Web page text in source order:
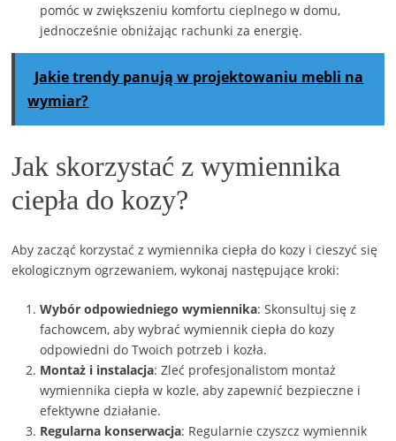
pomóc w zwiększeniu komfortu cieplnego w domu,
jednocześnie obniżając rachunki za energię.
Jakie trendy panują w projektowaniu mebli na
wymiar?
Jak skorzystać z wymiennika
ciepła do kozy?
Aby zacząć korzystać z wymiennika ciepła do kozy i cieszyć się
ekologicznym ogrzewaniem, wykonaj następujące kroki:
Wybór odpowiedniego wymiennika: Skonsultuj się z
fachowcem, aby wybrać wymiennik ciepła do kozy
odpowiedni do Twoich potrzeb i kozła.
Montaż i instalacja: Zleć profesjonalistom montaż
wymiennika ciepła w kozle, aby zapewnić bezpieczne i
efektywne działanie.
Regularna konserwacja: Regularnie czyszcz wymiennik